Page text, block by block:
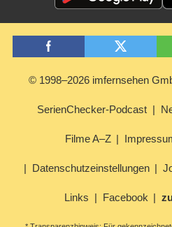
© 1998–2026 imfernsehen
SerienChecker-Podcast
Filme A–Z
Datenschutzeinstellungen
Links Facebook